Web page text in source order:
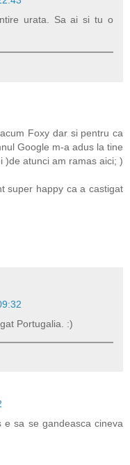
urata. Sa ai si tu o
Foxy dar si pentru ca
Google m-a adus la tine
)de atunci am ramas aici; )
super happy ca a castigat
Portugalia. :)
e sa se gandeasca cineva